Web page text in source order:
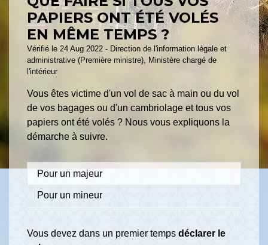
PAPIERS ONT ÉTÉ VOLÉS
EN MÊME TEMPS ?
Vérifié le 24 Aug 2022 - Direction de l'information légale et
administrative (Première ministre), Ministère chargé de
l'intérieur
Vous êtes victime d'un vol de sac à main ou du vol
de vos bagages ou d'un cambriolage et tous vos
papiers ont été volés ? Nous vous expliquons la
démarche à suivre.
Pour un majeur
Pour un mineur
Vous devez dans un premier temps déclarer le